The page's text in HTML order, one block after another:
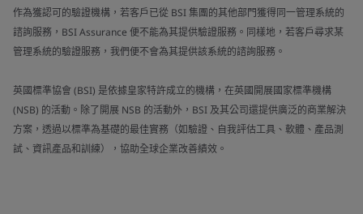
作為獲認可的驗證機構，若客戶已從 BSI 集團的其他部門獲得同一管理系統的
諮詢服務，BSI Assurance 便不能為其提供驗證服務。同樣地，若客戶尋求某
管理系統的驗證服務，我們便不會為其提供該系統的諮詢服務。
英國標準協會 (BSI) 是依據皇家特許成立的機構，在英國開展國家標準機構
(NSB) 的活動。除了開展 NSB 的活動外，BSI 及其公司還提供廣泛的商業解決
方案，透過以標準為基礎的最佳實務（如驗證、自我評估工具、軟體、產品測
試、資訊產品和訓練），協助全球企業改善績效。